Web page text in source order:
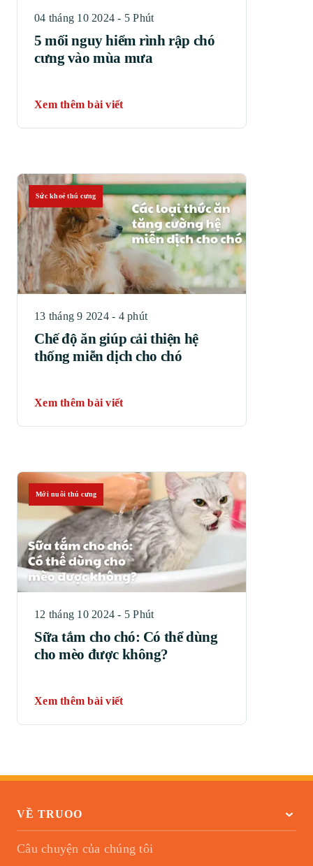
04 tháng 10 2024 - 5 Phút
5 mối nguy hiểm rình rập chó
cưng vào mùa mưa
Xem thêm bài viết
Sức khoẻ thú cưng
13 tháng 9 2024 - 4 phút
Chế độ ăn giúp cải thiện hệ
thống miễn dịch cho chó
Xem thêm bài viết
Mới nuôi thú cưng
12 tháng 10 2024 - 5 Phút
Sữa tắm cho chó: Có thể dùng
cho mèo được không?
Xem thêm bài viết
VỀ TRUOO
Câu chuyện của chúng tôi